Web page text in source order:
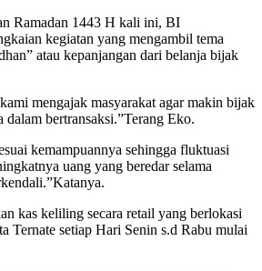
Ramadan 1443 H kali ini, BI
kegiatan yang mengambil tema
atau kepanjangan dari belanja bijak
mengajak masyarakat agar makin bijak
bertransaksi.”Terang Eko.
kemampuannya sehingga fluktuasi
uang yang beredar selama
kas keliling secara retail yang berlokasi
Ternate setiap Hari Senin s.d Rabu mulai